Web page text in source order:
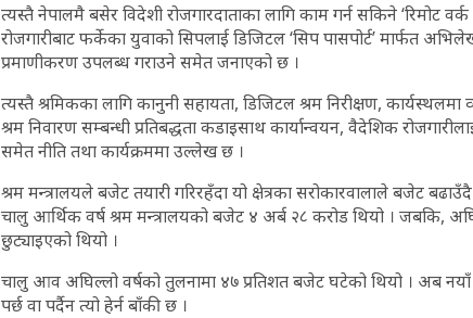
त्यस्तै नेपालमै बसेर विदेशी रोजगारदाताका लागि काम गर्न सकिने ‘रिमोट
रोजगारीबाट फर्केका युवाको सिपलाई डिजिटल ‘सिप पासपोर्ट’ मार्फत
प्रमाणीकरण उपलब्ध गराउने समेत जनाएको छ ।
त्यस्तै श्रमिकका लागि कानुनी सहायता, डिजिटल श्रम निरीक्षण, कार्यस्थलमा
श्रम निवारण सम्बन्धी प्रतिबद्धता कडाइसाथ कार्यान्वयन, वैदेशिक
समेत नीति तथा कार्यक्रममा उल्लेख छ ।
श्रम मन्त्रालयले बजेट तयारी गरिरहँदा यो क्षेत्रका सरोकारवालाले बजेट
चालु आर्थिक वर्ष श्रम मन्त्रालयको बजेट ४ अर्ब २८ करोड थियो । जबकि,
छुट्याइएको थियो ।
चालु आव अघिल्लो वर्षको तुलनामा ४७ प्रतिशत बजेट घटेको थियो । अब नयाँ
पर्छ वा पर्दैन त्यो हेर्न बाँकी छ ।